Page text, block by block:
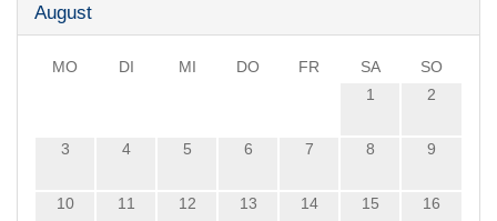
August
MO DI MI DO FR SA
SO
1
2
3 4 5 6 7 8 9
10 11 12 13 14 15 16